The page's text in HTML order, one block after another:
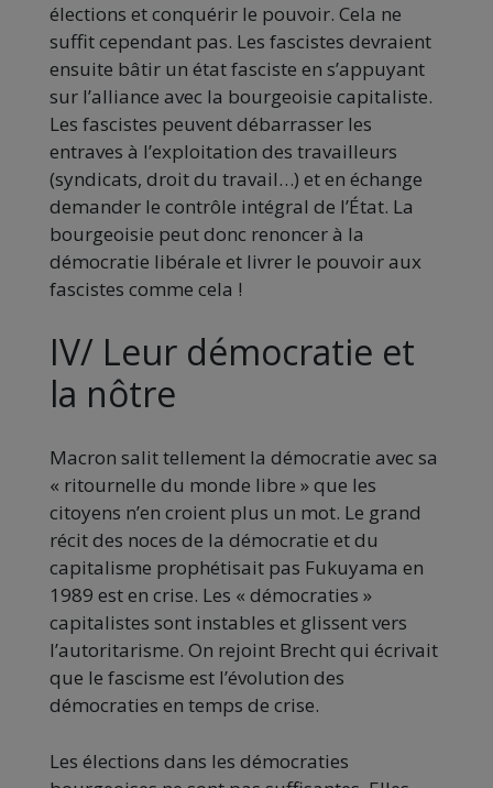
élections et conquérir le pouvoir. Cela ne
suffit cependant pas. Les fascistes devraient
ensuite bâtir un état fasciste en s’appuyant
sur l’alliance avec la bourgeoisie capitaliste.
Les fascistes peuvent débarrasser les
entraves à l’exploitation des travailleurs
(syndicats, droit du travail…) et en échange
demander le contrôle intégral de l’État. La
bourgeoisie peut donc renoncer à la
démocratie libérale et livrer le pouvoir aux
fascistes comme cela !
IV/ Leur démocratie et
la nôtre
Macron salit tellement la démocratie avec sa
« ritournelle du monde libre » que les
citoyens n’en croient plus un mot. Le grand
récit des noces de la démocratie et du
capitalisme prophétisait pas Fukuyama en
1989 est en crise. Les « démocraties »
capitalistes sont instables et glissent vers
l’autoritarisme. On rejoint Brecht qui écrivait
que le fascisme est l’évolution des
démocraties en temps de crise.
Les élections dans les démocraties